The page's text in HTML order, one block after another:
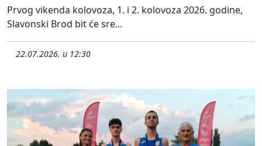
Prvog vikenda kolovoza, 1. i 2. kolovoza 2026. godine,
Slavonski Brod bit će sre...
22.07.2026. u 12:30